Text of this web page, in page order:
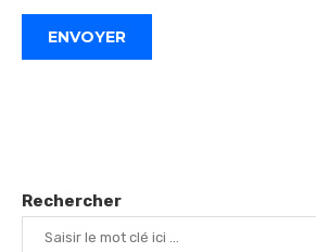
Rechercher